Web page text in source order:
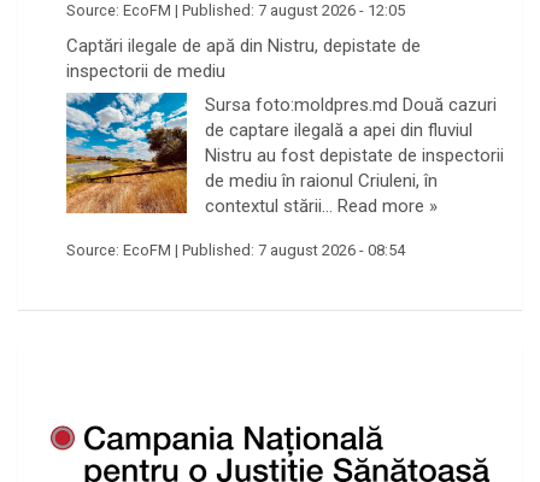
Source: EcoFM | Published: 7 august 2026 - 12:05
Captări ilegale de apă din Nistru, depistate de
inspectorii de mediu
Sursa foto:moldpres.md Două cazuri
de captare ilegală a apei din fluviul
Nistru au fost depistate de inspectorii
de mediu în raionul Criuleni, în
contextul stării… Read more »
Source: EcoFM | Published: 7 august 2026 - 08:54